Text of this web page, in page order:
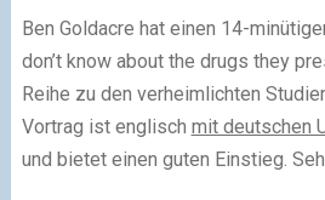
Ben Goldacre hat einen 14-
don’t know about the drugs they
Reihe zu den verheimlichten
Vortrag ist englisch mit deutschen
und bietet einen guten Einstieg.